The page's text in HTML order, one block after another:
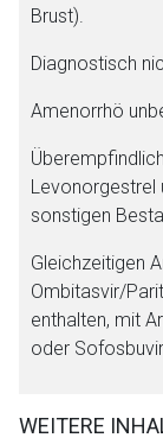
Brust).
Diagnostisch
Amenorrhö
Levonorgestrel
sonstigen
Gleichzeitigen
Ombitasvir/
enthalten, mit
oder
WEITERE